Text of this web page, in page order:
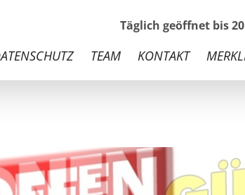
Täglich geöffnet bis
TEAM KONTAKT